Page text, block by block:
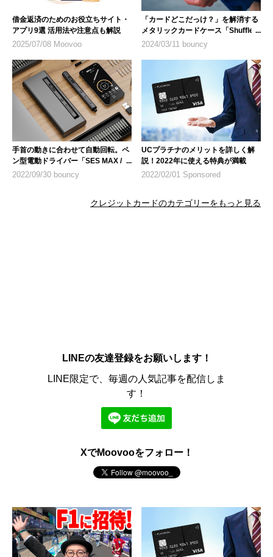
借金返済のためのお役立ちサイト・
アプリ9選 活用法や注意点も解説
2025/07/08 Moovoo
「カードどこだっけ？」を解消する
メタリックカードケース「Shuffle
Wallet」
2024/03/11 bouncy
手首の動きに合わせて自動回転。ペ
ン型電動ドライバー「SES MAX /
SES ULTRA」
2022/09/30 bouncy
UCプラチナのメリットを詳しく解
説！2022年に使える特典が満載
2022/02/01 Sponsored
クレジットカードのカテゴリーをもっと見る
LINEの友達登録をお願いします！
LINE限定で、毎週の人気記事を配信しま
す！
XでMoovooをフォロー！